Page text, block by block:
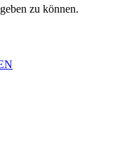
zu können.